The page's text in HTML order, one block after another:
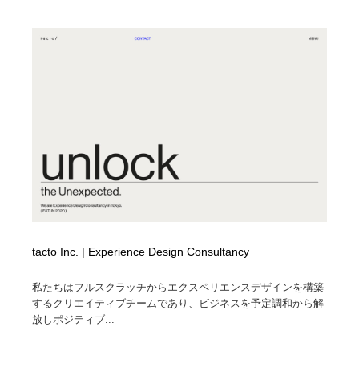
tacto Inc. | Experience Design Consultancy
私たちはフルスクラッチからエクスペリエンスデザインを構築
するクリエイティブチームであり、ビジネスを予定調和から解
放しポジティブ...